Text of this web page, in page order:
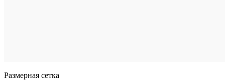
Размерная сетка